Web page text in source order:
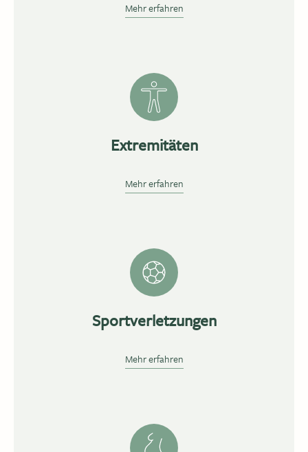
Mehr erfahren
Extremitäten
Mehr erfahren
Sportverletzungen
Mehr erfahren